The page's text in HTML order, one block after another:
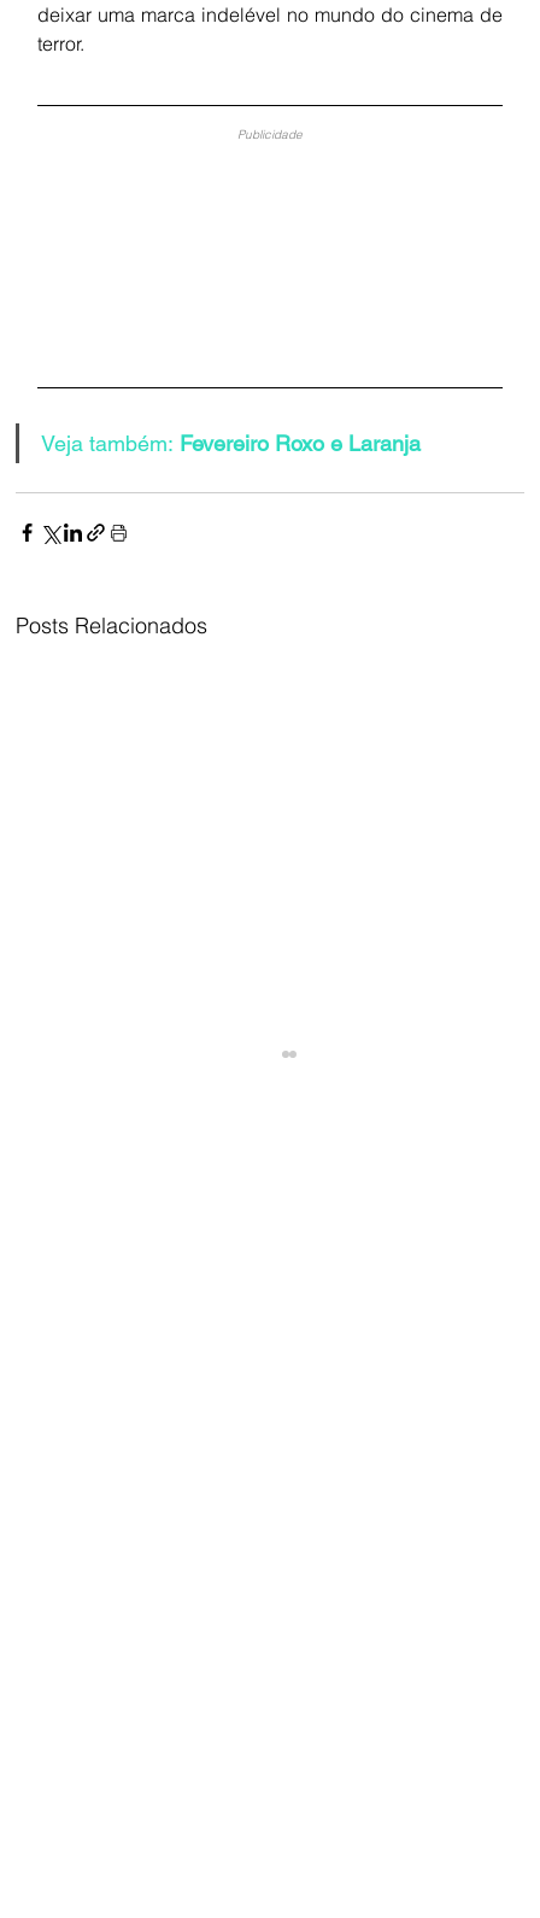
deixar uma marca indelével no mundo do cinema de
terror.
Publicidade
Veja também: Fevereiro Roxo e Laranja
Posts Relacionados